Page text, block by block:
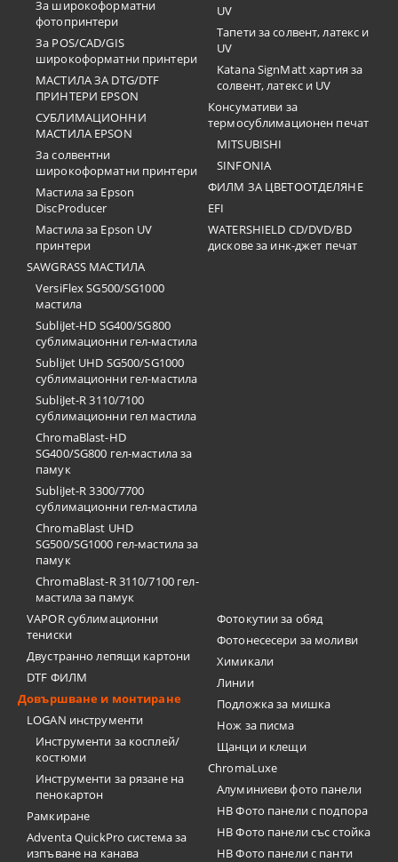
За широкоформатни
фотопринтери
За POS/CAD/GIS
широкоформатни принтери
МАСТИЛА ЗА DTG/DTF
ПРИНТЕРИ EPSON
СУБЛИМАЦИОННИ
МАСТИЛА EPSON
За солвентни
широкоформатни принтери
Мастила за Epson
DiscProducer
Мастила за Epson UV
принтери
SAWGRASS МАСТИЛА
VersiFlex SG500/SG1000
мастила
SubliJet-HD SG400/SG800
сублимационни гел-мастила
SubliJet UHD SG500/SG1000
сублимационни гел-мастила
SubliJet-R 3110/7100
сублимационни гел мастила
ChromaBlast-HD
SG400/SG800 гел-мастила за
памук
SubliJet-R 3300/7700
сублимационни гел-мастила
ChromaBlast UHD
SG500/SG1000 гел-мастила за
памук
ChromaBlast-R 3110/7100 гел-
мастила за памук
UV
Тапети за солвент, латекс и
UV
Katana SignMatt хартия за
солвент, латекс и UV
Консумативи за
термосублимационен печат
MITSUBISHI
SINFONIA
ФИЛМ ЗА ЦВЕТООТДЕЛЯНЕ
EFI
WATERSHIELD CD/DVD/BD
дискове за инк-джет печат
VAPOR сублимационни
тениски
Двустранно лепящи картони
DTF ФИЛМ
Довършване и монтиране
LOGAN инструменти
Инструменти за косплей/
костюми
Инструменти за рязане на
пенокартон
Рамкиране
Adventa QuickPro система за
изпъване на канава
Фотокутии за обяд
Фотонесесери за моливи
Химикали
Линии
Подложка за мишка
Нож за писма
Щанци и клещи
ChromaLuxe
Алуминиеви фото панели
HB Фото панели с подпора
HB Фото панели със стойка
HB Фото панели с панти